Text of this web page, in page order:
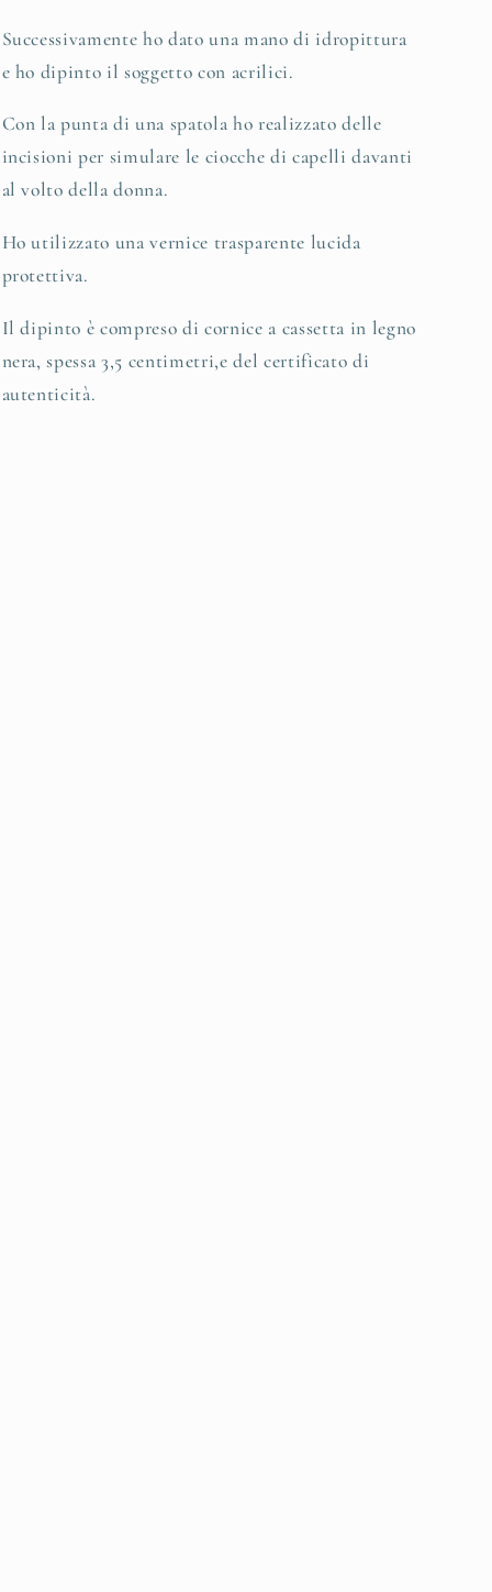
Successivamente ho dato una mano di idropittura
e ho dipinto il soggetto con acrilici.
Con la punta di una spatola ho realizzato delle
incisioni per simulare le ciocche di capelli davanti
al volto della donna.
Ho utilizzato una vernice trasparente lucida
protettiva.
Il dipinto è compreso di cornice a cassetta in legno
nera, spessa 3,5 centimetri,e del certificato di
autenticità.